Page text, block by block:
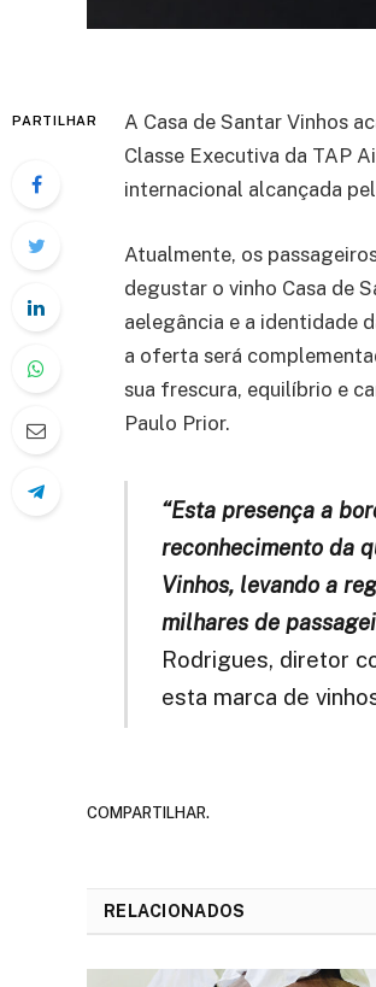
PARTILHAR
A Casa de Santar Vinhos
Classe Executiva da TAP
internacional alcançada
Atualmente, os
degustar o vinho Casa de
aelegância e a identidade
a oferta será
sua frescura, equilíbrio e
Paulo Prior.
“Esta presença a
reconhecimento da
Vinhos, levando a
milhares de
Rodrigues, diretor
esta marca de
COMPARTILHAR.
RELACIONADOS